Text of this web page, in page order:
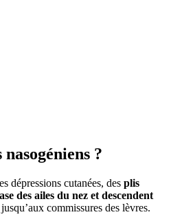
?
dépressions cutanées, des plis
des ailes du nez et descendent
jusqu’aux commissures des lèvres.